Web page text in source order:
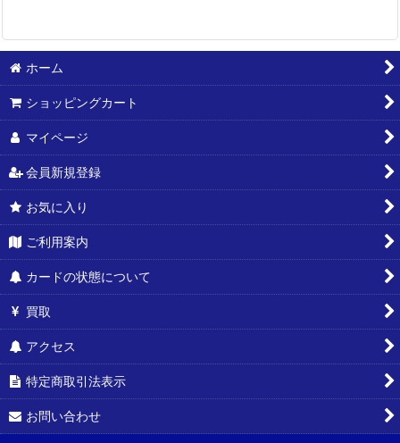
ホーム
ショッピングカート
マイページ
会員新規登録
お気に入り
ご利用案内
カードの状態について
買取
アクセス
特定商取引法表示
お問い合わせ